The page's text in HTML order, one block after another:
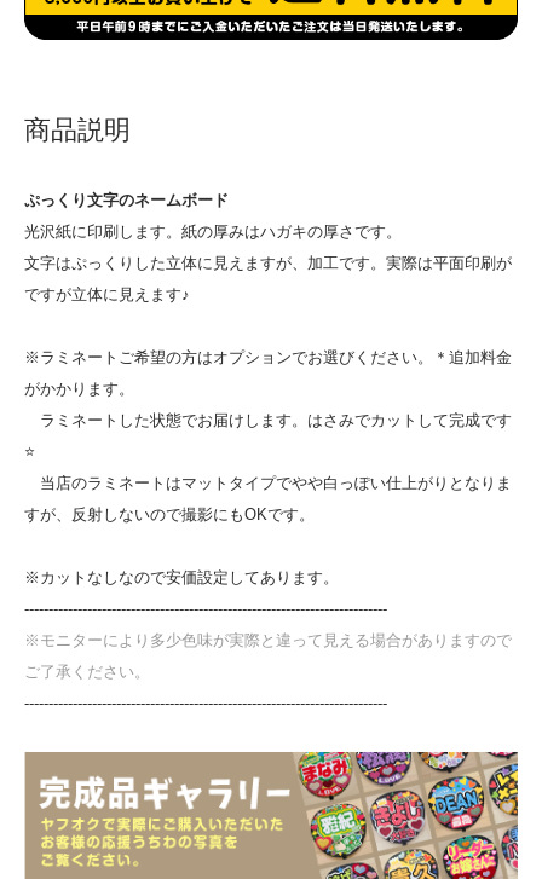
商品説明
ぷっくり文字のネームボード
光沢紙に印刷します。紙の厚みはハガキの厚さです。
文字はぷっくりした立体に見えますが、加工です。実際は平面印刷が
ですが立体に見えます♪
※ラミネートご希望の方はオプションでお選びください。＊追加料金
がかかります。
ラミネートした状態でお届けします。はさみでカットして完成です
⭐
当店のラミネートはマットタイプでやや白っぽい仕上がりとなりま
すが、反射しないので撮影にもOKです。
※カットなしなので安価設定してあります。
---------------------------------------------------------------------------
※モニターにより多少色味が実際と違って見える場合がありますので
ご了承ください。
---------------------------------------------------------------------------